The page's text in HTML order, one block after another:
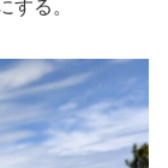
する。